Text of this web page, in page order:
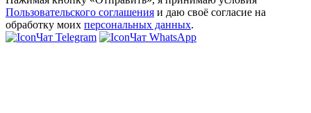
Пользовательского соглашения и даю своё согласие на
обработку моих персональных данных.
Чат Telegram
Чат WhatsApp